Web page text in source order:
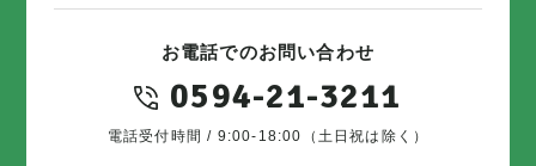
お電話でのお問い合わせ
0594-21-3211
電話受付時間 / 9:00-18:00（土日祝は除く）